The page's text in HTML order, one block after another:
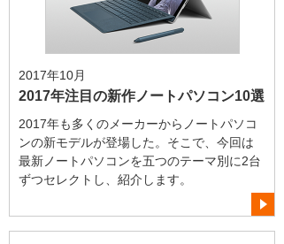
2017年10月
2017年注目の新作ノートパソコン10選
2017年も多くのメーカーからノートパソコ
ンの新モデルが登場した。そこで、今回は
最新ノートパソコンを五つのテーマ別に2台
ずつセレクトし、紹介します。